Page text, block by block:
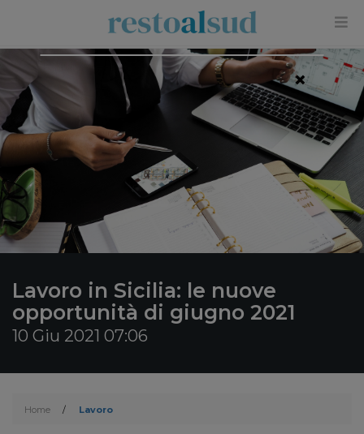
Lavoro in Sicilia: le nuove
opportunità di giugno 2021
10 Giu 2021 07:06
Home / Lavoro
×